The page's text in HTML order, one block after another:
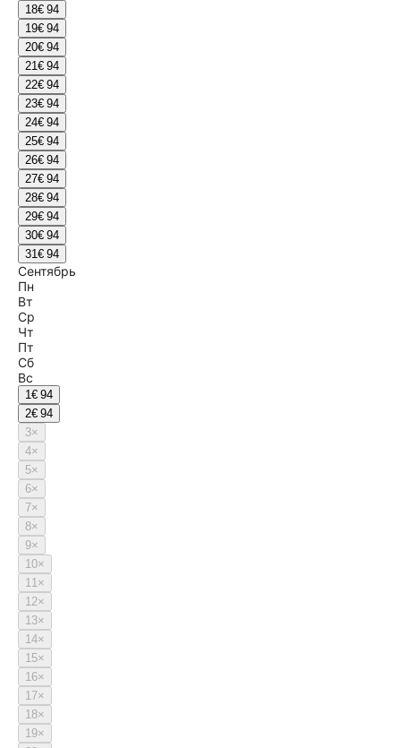
18€ 94
19€ 94
20€ 94
21€ 94
22€ 94
23€ 94
24€ 94
25€ 94
26€ 94
27€ 94
28€ 94
29€ 94
30€ 94
31€ 94
Сентябрь
Пн
Вт
Ср
Чт
Пт
Сб
Вс
1€ 94
2€ 94
3×
4×
5×
6×
7×
8×
9×
10×
11×
12×
13×
14×
15×
16×
17×
18×
19×